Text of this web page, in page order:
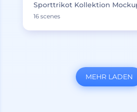
Sporttrikot Kollektion
16 scenes
MEHR LADEN